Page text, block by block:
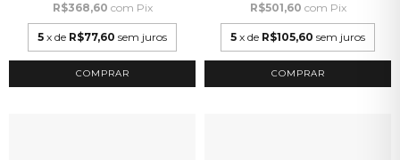
R$368,60 com Pix
5 x de R$77,60 sem juros
COMPRAR
R$501,60 com Pix
5 x de R$105,60 sem juros
COMPRAR